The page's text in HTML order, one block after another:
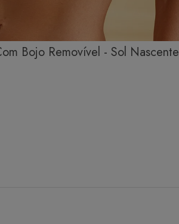
Bojo Removível - Sol Nascente